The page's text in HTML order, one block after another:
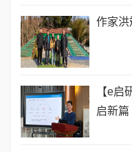
作家洪
【e启
启新篇